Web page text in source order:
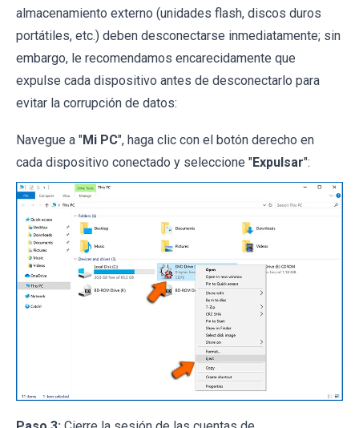
almacenamiento externo (unidades flash, discos duros
portátiles, etc.) deben desconectarse inmediatamente; sin
embargo, le recomendamos encarecidamente que
expulse cada dispositivo antes de desconectarlo para
evitar la corrupción de datos:
Navegue a "Mi PC", haga clic con el botón derecho en
cada dispositivo conectado y seleccione "Expulsar":